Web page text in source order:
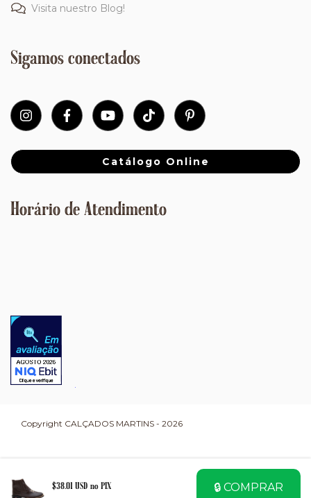
Visita nuestro Blog!
Sigamos conectados
Catálogo Online
Horário de Atendimento
Copyright CALÇADOS MARTINS - 2026
$38.01 USD 🔒 COMPRAR